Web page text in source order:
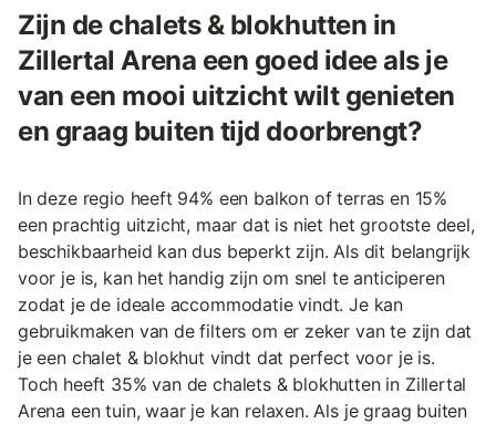
Zijn de chalets & blokhutten in
Zillertal Arena een goed idee als je
van een mooi uitzicht wilt genieten
en graag buiten tijd doorbrengt?
In deze regio heeft 94% een balkon of terras en 15%
een prachtig uitzicht, maar dat is niet het grootste deel,
beschikbaarheid kan dus beperkt zijn. Als dit belangrijk
voor je is, kan het handig zijn om snel te anticiperen
zodat je de ideale accommodatie vindt. Je kan
gebruikmaken van de filters om er zeker van te zijn dat
je een chalet & blokhut vindt dat perfect voor je is.
Toch heeft 35% van de chalets & blokhutten in Zillertal
Arena een tuin, waar je kan relaxen. Als je graag buiten